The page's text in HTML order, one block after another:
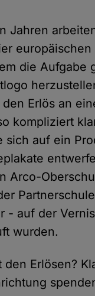
Jahren
die Aufgabe
Erlös an
kompliziert
sich auf ein
Arco-
- auf der
wurden.
den Erlösen?